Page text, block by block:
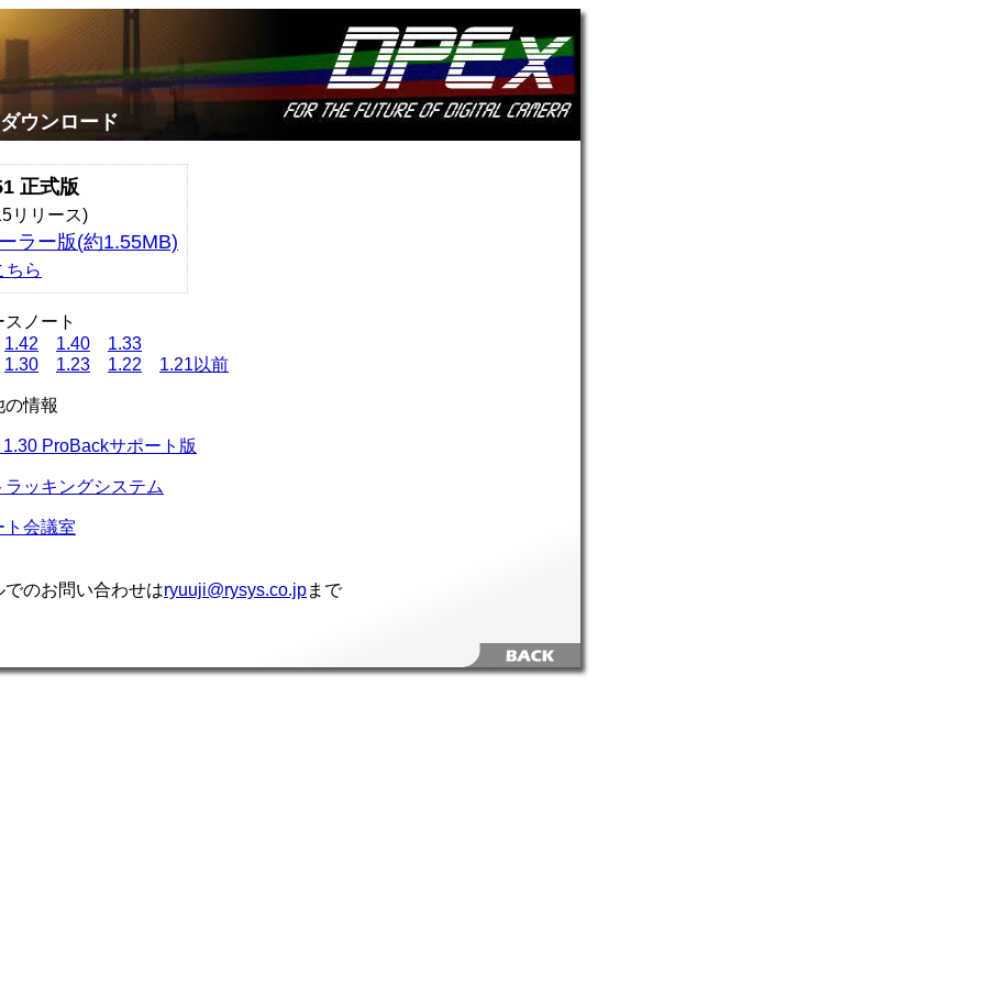
ダウンロード
正式版
リリース)
ラー版(約1.55MB)
ちら
スノート
1.42 1.40
1.33
1.30 1.23 1.22 1.21以前
の情報
1.30 ProBackサポート版
ラッキングシステム
ト会議室
でのお問い合わせはryuuji@rysys.co.jpまで